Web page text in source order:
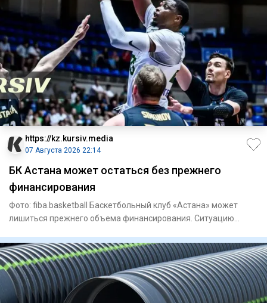
https://kz.kursiv.media
07 Августа 2026 22:14
БК Астана может остаться без прежнего
финансирования
Фото: fiba.basketball Баскетбольный клуб «Астана» может
лишиться прежнего объема финансирования. Ситуацию